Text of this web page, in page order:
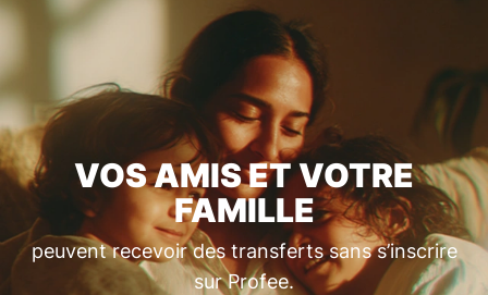
VOS AMIS ET VOTRE
FAMILLE
peuvent recevoir des transferts sans s’inscrire
sur Profee.